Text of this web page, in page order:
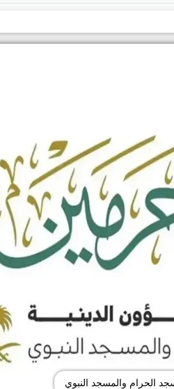
الحرام والمسجد النبوي